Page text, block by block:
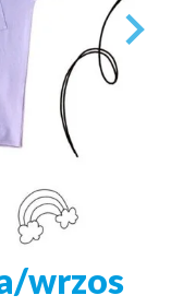
wrzos